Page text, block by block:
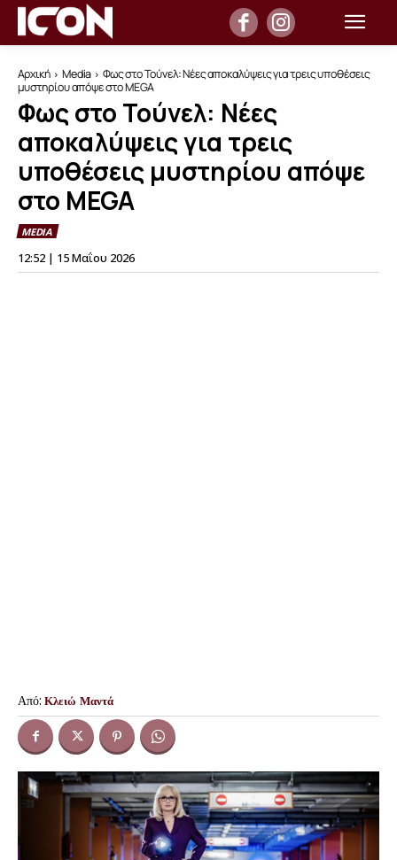
Αρχική Media
Φως στο Τούνελ: Νέες αποκαλύψεις για τρεις υποθέσεις
μυστηρίου απόψε στο MEGA
Φως στο Τούνελ: Νέες
αποκαλύψεις για τρεις
υποθέσεις μυστηρίου απόψε
στο MEGA
MEDIA
12:52 | 15 Μαΐου 2026
Από: Κλειώ Μαντά